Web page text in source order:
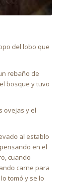
del lobo que
rebaño de
bosque y tuvo
ovejas y el
al establo
en el
cuando
carne para
tomó y se lo